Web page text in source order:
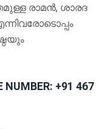
രാമൻ, ശാരദ
NUMBER: +91 467